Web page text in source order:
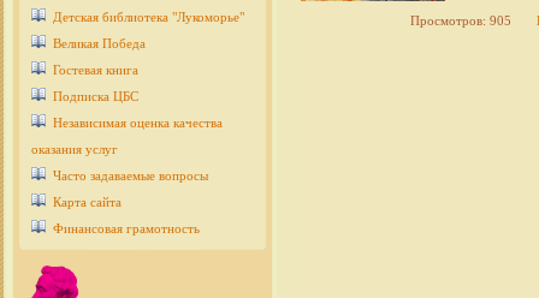
Детcкая библиотека "Лукоморье"
Великая Победа
Гостевая книга
Подписка ЦБС
Независимая оценка качества
оказания услуг
Часто задаваемые вопросы
Карта сайта
Финансовая грамотность
Просмотров: 905